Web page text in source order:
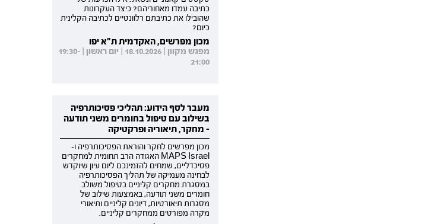
כתיבה עמדו מאחוריהם? כיצד העקרונות
שהובילו את כתיבתם רלוונטיים לכתיבה הקלינית
כיום?
מכון מפרשים, האקדמית ת"א יפו
מפגש מקוון | 18.10.2026 | יום ראשון | 19:30-
21:00
מעבר לסף הידוע: תהליכי פסיכותרפיה
בשילוב עם טיפול בחומרים משני תודעה
- מחקר, תיאוריה ופרקטיקה
מכון מפרשים לחקר והוראת הפסיכותרפיה ו-
MAPS Israel האגודה הרב תחומית למחקרים
פסיכדליים, שמחים להזמינכם ליום עיון שיוקדש
לבחינה מעמיקה של תהליך הפסיכותרפיה
במסגרת מחקרים קליניים בטיפול משולב
חומרים משני תודעה, באמצעות שילוב של
מסגרות תיאורטיות, דיונים קליניים ותיאורי
מקרה מפורטים ממחקרים קליניים.